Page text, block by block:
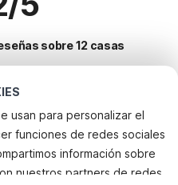
usan para personalizar el
funciones de redes sociales
información sobre
nuestros partners de redes
sobre 12 casas
para vacaciones
para vacaciones
con niños sant-andreu-salou
en Miami-platja